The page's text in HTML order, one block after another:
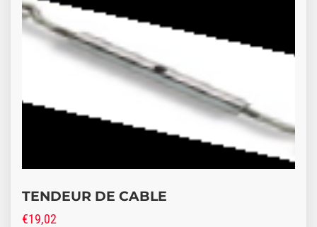
TENDEUR DE CABLE
€19,02